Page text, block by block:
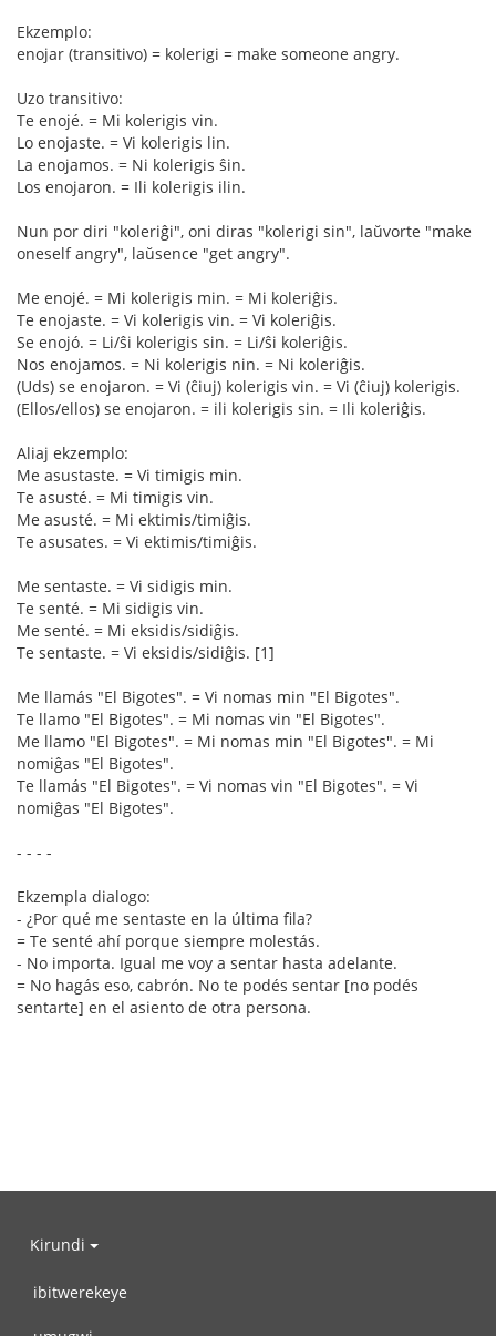
Ekzemplo:
enojar (transitivo) = kolerigi = make someone angry.
Uzo transitivo:
Te enojé. = Mi kolerigis vin.
Lo enojaste. = Vi kolerigis lin.
La enojamos. = Ni kolerigis ŝin.
Los enojaron. = Ili kolerigis ilin.
Nun por diri "koleriĝi", oni diras "kolerigi sin", laŭvorte "make
oneself angry", laŭsence "get angry".
Me enojé. = Mi kolerigis min. = Mi koleriĝis.
Te enojaste. = Vi kolerigis vin. = Vi koleriĝis.
Se enojó. = Li/ŝi kolerigis sin. = Li/ŝi koleriĝis.
Nos enojamos. = Ni kolerigis nin. = Ni koleriĝis.
(Uds) se enojaron. = Vi (ĉiuj) kolerigis vin. = Vi (ĉiuj) kolerigis.
(Ellos/ellos) se enojaron. = ili kolerigis sin. = Ili koleriĝis.
Aliaj ekzemplo:
Me asustaste. = Vi timigis min.
Te asusté. = Mi timigis vin.
Me asusté. = Mi ektimis/timiĝis.
Te asusates. = Vi ektimis/timiĝis.
Me sentaste. = Vi sidigis min.
Te senté. = Mi sidigis vin.
Me senté. = Mi eksidis/sidiĝis.
Te sentaste. = Vi eksidis/sidiĝis. [1]
Me llamás "El Bigotes". = Vi nomas min "El Bigotes".
Te llamo "El Bigotes". = Mi nomas vin "El Bigotes".
Me llamo "El Bigotes". = Mi nomas min "El Bigotes". = Mi
nomiĝas "El Bigotes".
Te llamás "El Bigotes". = Vi nomas vin "El Bigotes". = Vi
nomiĝas "El Bigotes".
- - - -
Ekzempla dialogo:
- ¿Por qué me sentaste en la última fila?
= Te senté ahí porque siempre molestás.
- No importa. Igual me voy a sentar hasta adelante.
= No hagás eso, cabrón. No te podés sentar [no podés
sentarte] en el asiento de otra persona.
Kirundi
ibitwerekeye